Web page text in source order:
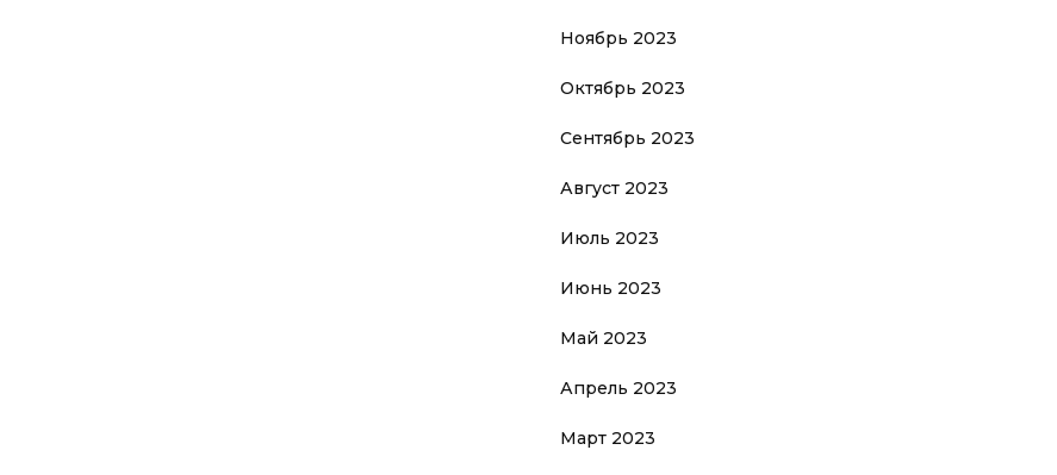
Ноябрь 2023
Октябрь 2023
Сентябрь 2023
Август 2023
Июль 2023
Июнь 2023
Май 2023
Апрель 2023
Март 2023